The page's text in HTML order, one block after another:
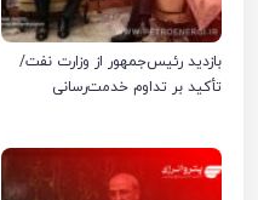
بازدید رئیس‌جمهور از وزارت نفت/
تأکید بر تداوم خدمت‌رسانی